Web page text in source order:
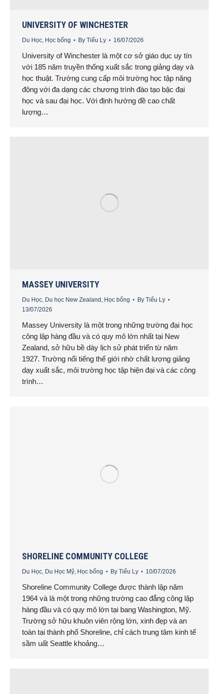
UNIVERSITY OF WINCHESTER
Du Học, Học bổng By Tiểu Ly 16/07/2026
University of Winchester là một cơ sở giáo dục uy tín
với 185 năm truyền thống xuất sắc trong giảng dạy và
học thuật. Trường cung cấp môi trường học tập năng
động với đa dạng các chương trình đào tạo bậc đại
học và sau đại học. Với định hướng đề cao chất
lượng…
MASSEY UNIVERSITY
Du Học, Du học New Zealand , Học bổng By Tiểu Ly
13/07/2026
Massey University là một trong những trường đại học
công lập hàng đầu và có quy mô lớn nhất tại New
Zealand, sở hữu bề dày lịch sử phát triển từ năm
1927. Trường nổi tiếng thế giới nhờ chất lượng giảng
dạy xuất sắc, môi trường học tập hiện đại và các công
trình…
SHORELINE COMMUNITY COLLEGE
Du Học, Du Học Mỹ, Học bổng By Tiểu Ly 10/07/2026
Shoreline Community College được thành lập năm
1964 và là một trong những trường cao đẳng công lập
hàng đầu và có quy mô lớn tại bang Washington, Mỹ.
Trường sở hữu khuôn viên rộng lớn, xinh đẹp và an
toàn tại thành phố Shoreline, chỉ cách trung tâm kinh tế
sầm uất Seattle khoảng…